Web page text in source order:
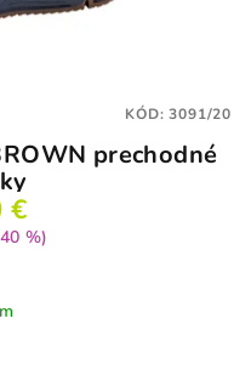
prechodné
€
%)
KÓD:3091/20